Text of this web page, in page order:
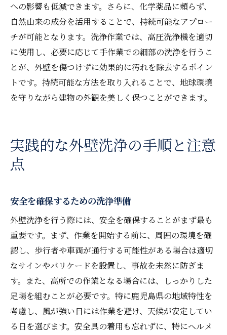
への影響も低減できます。さらに、化学薬品に頼らず、
自然由来の成分を活用することで、持続可能なアプロー
チが可能となります。洗浄作業では、高圧洗浄機を適切
に使用し、必要に応じて手作業での細部の洗浄を行うこ
とが、外壁を傷つけずに効果的に汚れを除去するポイン
トです。持続可能な方法を取り入れることで、地球環境
を守りながら建物の外観を美しく保つことができます。
実践的な外壁洗浄の手順と注意
点
安全を確保するための洗浄準備
外壁洗浄を行う際には、安全を確保することがまず最も
重要です。まず、作業を開始する前に、周囲の環境を確
認し、歩行者や車両が通行する可能性がある場合は適切
なサインやバリケードを設置し、事故を未然に防ぎま
す。また、高所での作業となる場合には、しっかりした
足場を組むことが必要です。特に鹿児島県の地域特性を
考慮し、風が強い日には作業を避け、天候が安定してい
る日を選びます。安全具の着用も忘れずに、特にヘルメ